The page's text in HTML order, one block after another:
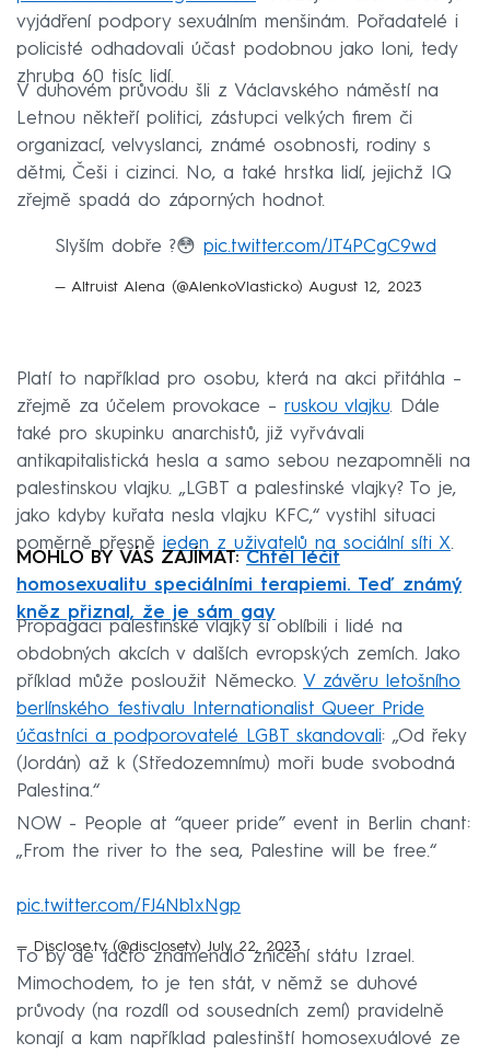
vyjádření podpory sexuálním menšinám. Pořadatelé i
policisté odhadovali účast podobnou jako loni, tedy
zhruba 60 tisíc lidí.
V duhovém průvodu šli z Václavského náměstí na
Letnou někteří politici, zástupci velkých firem či
organizací, velvyslanci, známé osobnosti, rodiny s
dětmi, Češi i cizinci. No, a také hrstka lidí, jejichž IQ
zřejmě spadá do záporných hodnot.
Slyším dobře ?😳 pic.twitter.com/JT4PCgC9wd
— Altruist Alena (@AlenkoVlasticko) August 12, 2023
Platí to například pro osobu, která na akci přitáhla –
zřejmě za účelem provokace – ruskou vlajku. Dále
také pro skupinku anarchistů, již vyřvávali
antikapitalistická hesla a samo sebou nezapomněli na
palestinskou vlajku. „LGBT a palestinské vlajky? To je,
jako kdyby kuřata nesla vlajku KFC,“ vystihl situaci
poměrně přesně jeden z uživatelů na sociální síti X.
MOHLO BY VÁS ZAJÍMAT: Chtěl léčit
homosexualitu speciálními terapiemi. Teď známý
kněz přiznal, že je sám gay
Propagaci palestinské vlajky si oblíbili i lidé na
obdobných akcích v dalších evropských zemích. Jako
příklad může posloužit Německo. V závěru letošního
berlínského festivalu Internationalist Queer Pride
účastníci a podporovatelé LGBT skandovali: „Od řeky
(Jordán) až k (Středozemnímu) moři bude svobodná
Palestina.“
NOW - People at “queer pride” event in Berlin chant:
„From the river to the sea, Palestine will be free.“
pic.twitter.com/FJ4Nb1xNgp
— Disclose.tv (@disclosetv) July 22, 2023
To by de facto znamenalo zničení státu Izrael.
Mimochodem, to je ten stát, v němž se duhové
průvody (na rozdíl od sousedních zemí) pravidelně
konají a kam například palestinští homosexuálové ze